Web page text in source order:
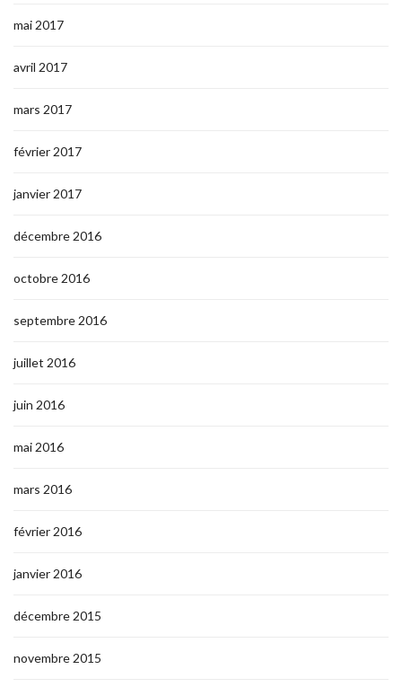
mai 2017
avril 2017
mars 2017
février 2017
janvier 2017
décembre 2016
octobre 2016
septembre 2016
juillet 2016
juin 2016
mai 2016
mars 2016
février 2016
janvier 2016
décembre 2015
novembre 2015